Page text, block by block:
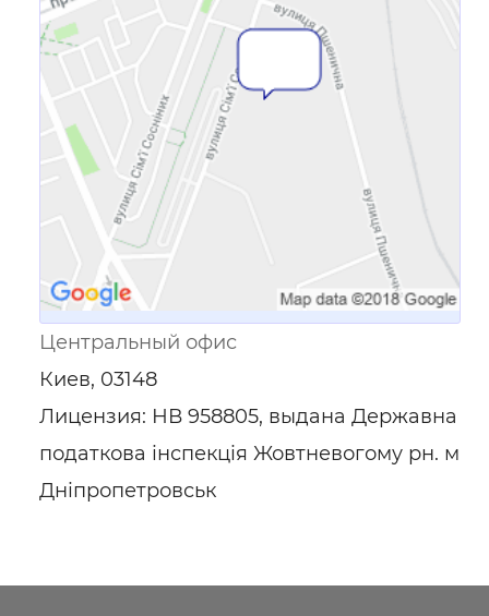
Ссылка для мобильных устройств
Центральный офис
Киев, 03148
Лицензия: НВ 958805, выдана Державна
податкова інспекція Жовтневогому рн. м
Дніпропетровськ